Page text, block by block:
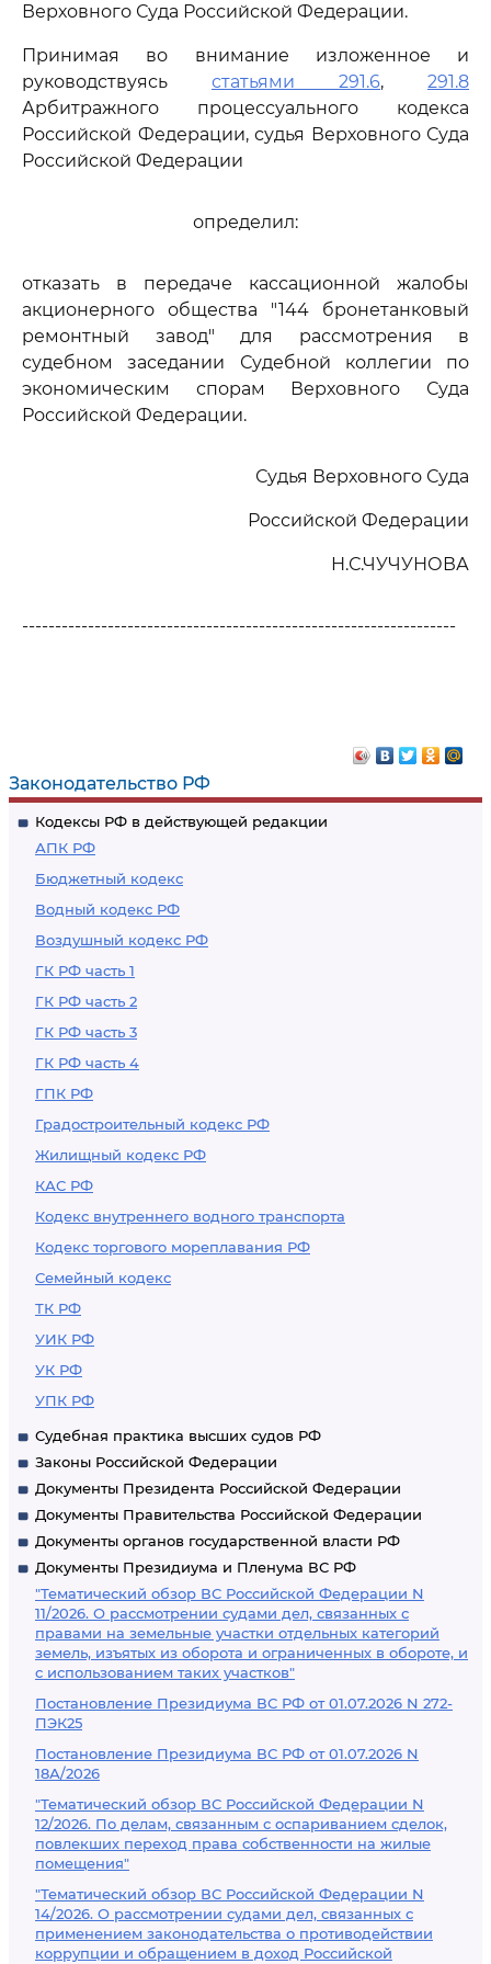
Законодательство РФ
Кодексы РФ в действующей редакции
АПК РФ
Бюджетный кодекс
Водный кодекс РФ
Воздушный кодекс РФ
ГК РФ часть 1
ГК РФ часть 2
ГК РФ часть 3
ГК РФ часть 4
ГПК РФ
Градостроительный кодекс РФ
Жилищный кодекс РФ
КАС РФ
Кодекс внутреннего водного транспорта
Кодекс торгового мореплавания РФ
Семейный кодекс
ТК РФ
УИК РФ
УК РФ
УПК РФ
Судебная практика высших судов РФ
Законы Российской Федерации
Документы Президента Российской Федерации
Документы Правительства Российской Федерации
Документы органов государственной власти РФ
Документы Президиума и Пленума ВС РФ
"Тематический обзор ВС Российской Федерации N
11/2026. О рассмотрении судами дел, связанных с
правами на земельные участки отдельных категорий
земель, изъятых из оборота и ограниченных в обороте, и
с использованием таких участков"
Постановление Президиума ВС РФ от 01.07.2026 N 272-
ПЭК25
Постановление Президиума ВС РФ от 01.07.2026 N
18А/2026
"Тематический обзор ВС Российской Федерации N
12/2026. По делам, связанным с оспариванием сделок,
повлекших переход права собственности на жилые
помещения"
"Тематический обзор ВС Российской Федерации N
14/2026. О рассмотрении судами дел, связанных с
применением законодательства о противодействии
коррупции и обращением в доход Российской
Верховного Суда Российской Федерации.
Принимая во внимание изложенное и
руководствуясь статьями 291.6, 291.8
Арбитражного процессуального кодекса
Российской Федерации, судья Верховного Суда
Российской Федерации
определил:
отказать в передаче кассационной жалобы
акционерного общества "144 бронетанковый
ремонтный завод" для рассмотрения в
судебном заседании Судебной коллегии по
экономическим спорам Верховного Суда
Российской Федерации.
Судья Верховного Суда
Российской Федерации
Н.С.ЧУЧУНОВА
------------------------------------------------------------------